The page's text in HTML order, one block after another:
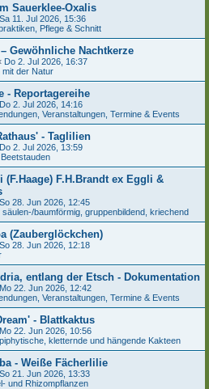
Sauerklee-Oxalis
Sa 11. Jul 2026, 15:36
Pflege & Schnitt
Gewöhnliche Nachtkerze
Do 2. Jul 2026, 16:37
mit der Natur
- Reportagereihe
Do 2. Jul 2026, 14:16
Veranstaltungen, Termine & Events
- Taglilien
Do 2. Jul 2026, 13:59
F.H.Brandt ex Eggli &
So 28. Jun 2026, 12:45
baumförmig, gruppenbildend, kriechend
(Zauberglöckchen)
So 28. Jun 2026, 12:18
entlang der Etsch - Dokumentation
Mo 22. Jun 2026, 12:42
Veranstaltungen, Termine & Events
- Blattkaktus
Mo 22. Jun 2026, 10:56
kletternde und hängende Kakteen
- Weiße Fächerlilie
So 21. Jun 2026, 13:33
und Rhizompflanzen